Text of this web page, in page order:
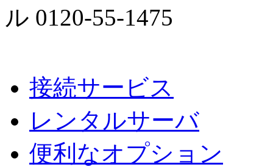
接続サービス
レンタルサーバ
便利なオプション